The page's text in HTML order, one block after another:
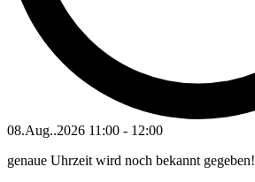
08.Aug..2026 11:00 - 12:00
genaue Uhrzeit wird noch bekannt gegeben!